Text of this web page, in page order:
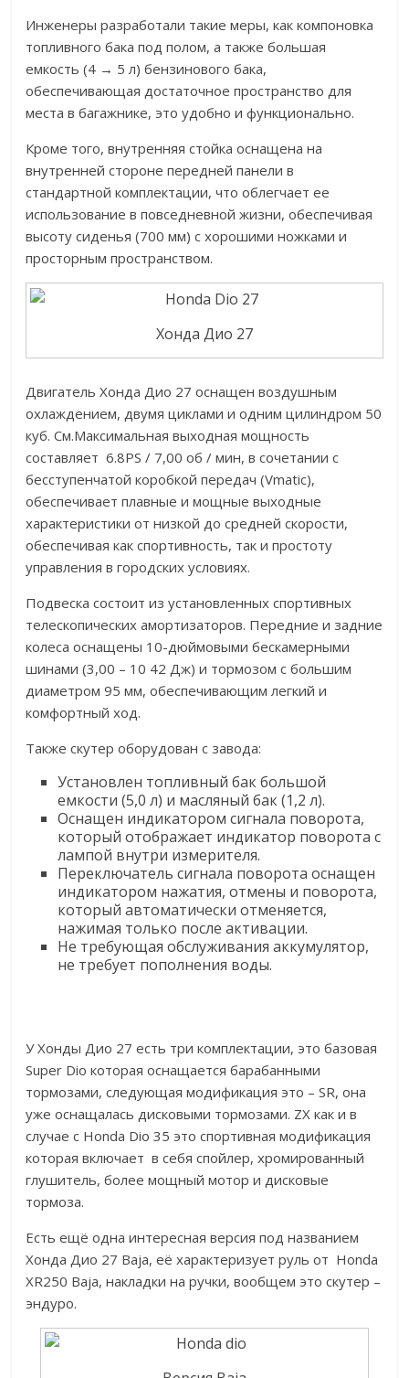
Инженеры разработали такие меры, как компоновка
топливного бака под полом, а также большая
емкость (4 → 5 л) бензинового бака,
обеспечивающая достаточное пространство для
места в багажнике, это удобно и функционально.
Кроме того, внутренняя стойка оснащена на
внутренней стороне передней панели в
стандартной комплектации, что облегчает ее
использование в повседневной жизни, обеспечивая
высоту сиденья (700 мм) с хорошими ножками и
просторным пространством.
Хонда Дио 27
Двигатель Хонда Дио 27 оснащен воздушным
охлаждением, двумя циклами и одним цилиндром 50
куб. См.Максимальная выходная мощность
составляет 6.8PS / 7,00 об / мин, в сочетании с
бесступенчатой коробкой передач (Vmatic),
обеспечивает плавные и мощные выходные
характеристики от низкой до средней скорости,
обеспечивая как спортивность, так и простоту
управления в городских условиях.
Подвеска состоит из установленных ​​спортивных
телескопических амортизаторов. Передние и задние
колеса оснащены 10-дюймовыми бескамерными
шинами (3,00 – 10 42 Дж) и тормозом с большим
диаметром 95 мм, обеспечивающим легкий и
комфортный ход.
Также скутер оборудован с завода:
Установлен топливный бак большой
емкости (5,0 л) и масляный бак (1,2 л).
Оснащен индикатором сигнала поворота,
который отображает индикатор поворота с
лампой внутри измерителя.
Переключатель сигнала поворота оснащен
индикатором нажатия, отмены и поворота,
который автоматически отменяется,
нажимая только после активации.
Не требующая обслуживания аккумулятор,
не требует пополнения воды.
У Хонды Дио 27 есть три комплектации, это базовая
Super Dio которая оснащается барабанными
тормозами, следующая модификация это – SR, она
уже оснащалась дисковыми тормозами. ZX как и в
случае с Honda Dio 35 это спортивная модификация
которая включает в себя спойлер, хромированный
глушитель, более мощный мотор и дисковые
тормоза.
Есть ещё одна интересная версия под названием
Хонда Дио 27 Baja, её характеризует руль от Honda
XR250 Baja, накладки на ручки, вообщем это скутер –
эндуро.